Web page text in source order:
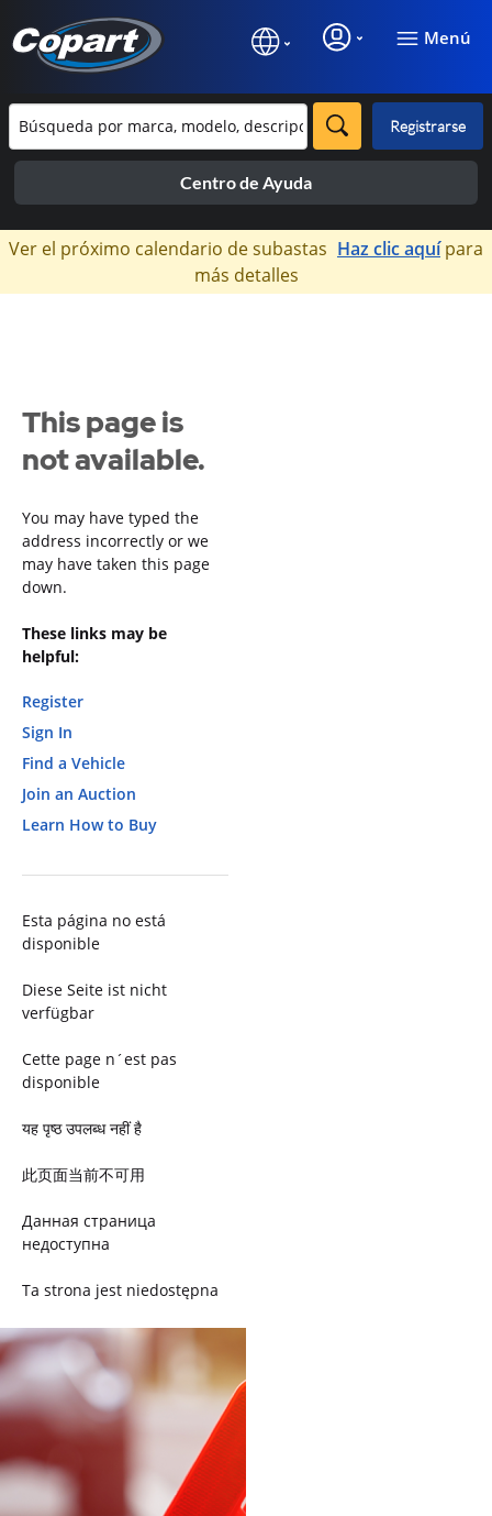
Menú
Registrarse
Centro de Ayuda
×
Ver el próximo calendario de subastas Haz clic aquípara
más detalles
This page is
not available.
You may have typed the
address incorrectly or we
may have taken this page
down.
These links may be
helpful:
Register
Sign In
Find a Vehicle
Join an Auction
Learn How to Buy
Esta página no está
disponible
Diese Seite ist nicht
verfügbar
Cette page n´est pas
disponible
यह पृष्ठ उपलब्ध नहीं है
此页面当前不可用
Данная страница
недоступна
Ta strona jest niedostępna
Trang này không có
Esta página não está
disponível
このページは現在利用できま
せん